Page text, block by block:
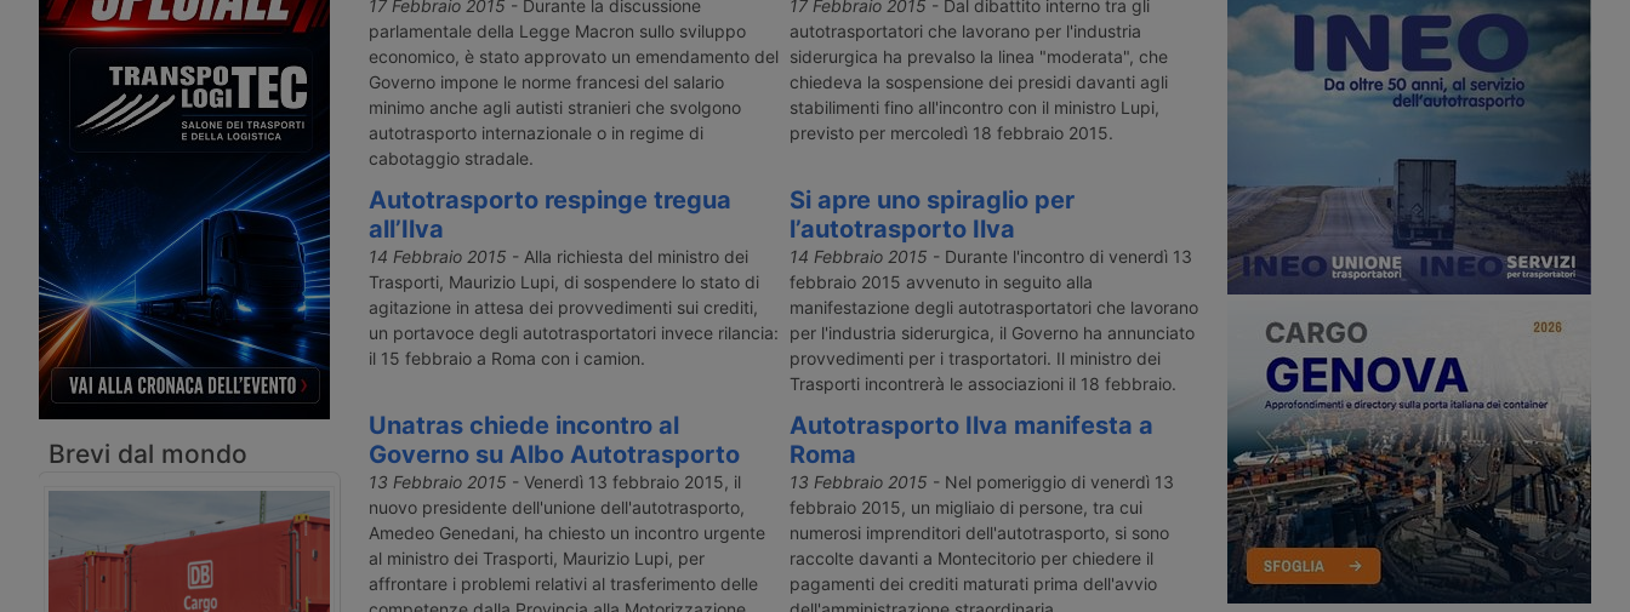
ha generato Carte di qualificazione
del conducente con scadenze errate.
Decine di migliaia di autisti
professionali rischiano sanzioni,
sospensioni e costi di rinnovo fino a
2.550 euro.
indetto il fermo nazionale
dell’autotrasporto dal 25 al 29
maggio 2026. Polemiche su quello,
sospeso, di Trasportounito.
seconda generazione dal 1° luglio
2026 per i veicoli tra 2,5 e 3,5
tonnellate nei trasporti
internazionali e cabotaggio,
chiarendo esclusioni, controlli e
gestione dei casi misti.
terrestre, che integra treno e
camion, per evitare la rotta navale
che transita nello Stretto di Hormuz.
delle batterie sui veicoli industriali. Il
progetto inizierà con cento camion
della cinese Chery.
Brevi dal mondo
17 Febbraio 2015 - Durante la discussione
parlamentale della Legge Macron sullo sviluppo
economico, è stato approvato un emendamento del
Governo impone le norme francesi del salario
minimo anche agli autisti stranieri che svolgono
autotrasporto internazionale o in regime di
cabotaggio stradale.
17 Febbraio 2015 - Dal dibattito interno tra gli
autotrasportatori che lavorano per l'industria
siderurgica ha prevalso la linea "moderata", che
chiedeva la sospensione dei presidi davanti agli
stabilimenti fino all'incontro con il ministro Lupi,
previsto per mercoledì 18 febbraio 2015.
Autotrasporto respinge tregua
all’Ilva
14 Febbraio 2015 - Alla richiesta del ministro dei
Trasporti, Maurizio Lupi, di sospendere lo stato di
agitazione in attesa dei provvedimenti sui crediti,
un portavoce degli autotrasportatori invece rilancia:
il 15 febbraio a Roma con i camion.
Si apre uno spiraglio per
l’autotrasporto Ilva
14 Febbraio 2015 - Durante l'incontro di venerdì 13
febbraio 2015 avvenuto in seguito alla
manifestazione degli autotrasportatori che lavorano
per l'industria siderurgica, il Governo ha annunciato
provvedimenti per i trasportatori. Il ministro dei
Trasporti incontrerà le associazioni il 18 febbraio.
Unatras chiede incontro al
Governo su Albo Autotrasporto
13 Febbraio 2015 - Venerdì 13 febbraio 2015, il
nuovo presidente dell'unione dell'autotrasporto,
Amedeo Genedani, ha chiesto un incontro urgente
al ministro dei Trasporti, Maurizio Lupi, per
affrontare i problemi relativi al trasferimento delle
Autotrasporto Ilva manifesta a
Roma
13 Febbraio 2015 - Nel pomeriggio di venerdì 13
febbraio 2015, un migliaio di persone, tra cui
numerosi imprenditori dell'autotrasporto, si sono
raccolte davanti a Montecitorio per chiedere il
pagamenti dei crediti maturati prima dell'avvio